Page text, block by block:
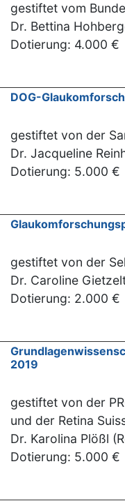
gestiftet vom
Dr. Bettina
Dotierung: 4.000 €
DOG-
gestiftet von der
Dr. Jacqueline
Dotierung: 5.000 €
gestiftet von der
Dr. Caroline
Dotierung: 2.000 €
2019
gestiftet von der
und der Retina
Dr. Karolina Plößl
Dotierung: 5.000 €